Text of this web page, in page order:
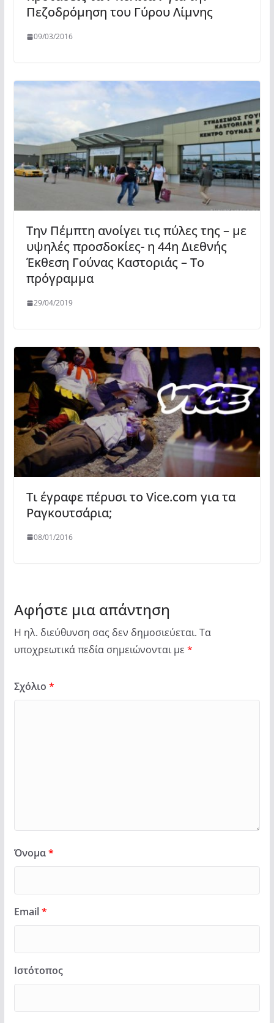
Πεζοδρόμηση του Γύρου Λίμνης
09/03/2016
Την Πέμπτη ανοίγει τις πύλες της – με
υψηλές προσδοκίες- η 44η Διεθνής
Έκθεση Γούνας Καστοριάς – Το
πρόγραμμα
29/04/2019
Τι έγραφε πέρυσι το Vice.com για τα
Ραγκουτσάρια;
08/01/2016
Αφήστε μια απάντηση
Η ηλ. διεύθυνση σας δεν δημοσιεύεται. Τα
υποχρεωτικά πεδία σημειώνονται με *
Σχόλιο *
Όνομα*
Email*
Ιστότοπος